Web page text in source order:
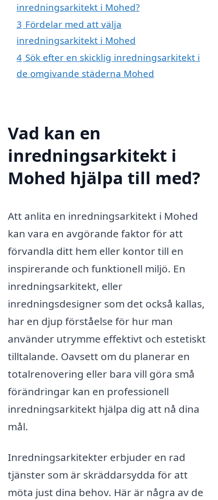
inredningsarkitekt i Mohed?
3 Fördelar med att välja
inredningsarkitekt i Mohed
4 Sök efter en skicklig inredningsarkitekt i
de omgivande städerna Mohed
Vad kan en
inredningsarkitekt i
Mohed hjälpa till med?
Att anlita en inredningsarkitekt i Mohed
kan vara en avgörande faktor för att
förvandla ditt hem eller kontor till en
inspirerande och funktionell miljö. En
inredningsarkitekt, eller
inredningsdesigner som det också kallas,
har en djup förståelse för hur man
använder utrymme effektivt och estetiskt
tilltalande. Oavsett om du planerar en
totalrenovering eller bara vill göra små
förändringar kan en professionell
inredningsarkitekt hjälpa dig att nå dina
mål.
Inredningsarkitekter erbjuder en rad
tjänster som är skräddarsydda för att
möta just dina behov. Här är några av de